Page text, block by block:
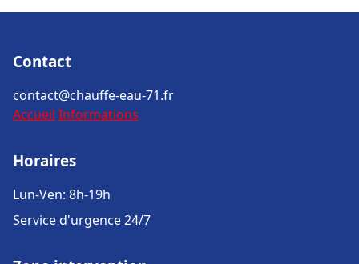
Contact
contact@chauffe-eau-71.fr
Accueil Informations
Horaires
Lun-Ven: 8h-19h
Service d'urgence 24/7